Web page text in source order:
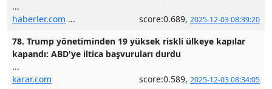
...
haberler.com ... score:0.689, 2025-12-03 08:39:20
78. Trump yönetiminden 19 yüksek riskli ülkeye kapılar
kapandı: ABD'ye iltica başvuruları durdu
...
karar.com
score:0.589, 2025-12-03 08:34:05